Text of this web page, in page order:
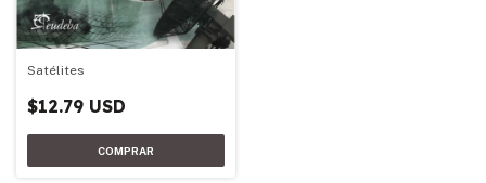
Satélites
$12.79 USD